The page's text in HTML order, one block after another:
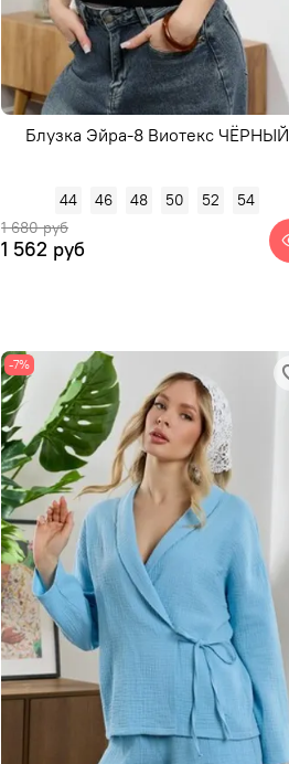
Блузка Эйра-8 Виотекс ЧЁРНЫЙ
44 46 48 50 52
54
1 680 руб
1 562 руб
-7%